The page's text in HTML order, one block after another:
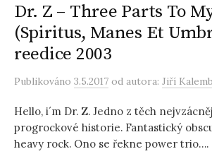
Dr. Z – Three Parts To
(Spiritus, Manes Et
reedice 2003
Publikováno 3.5.2017 od autora: Jiří
Hello, i´m Dr. Z. Jedno z těch
progrockové historie. Fantastický
heavy rock. Ono se řekne power trio….